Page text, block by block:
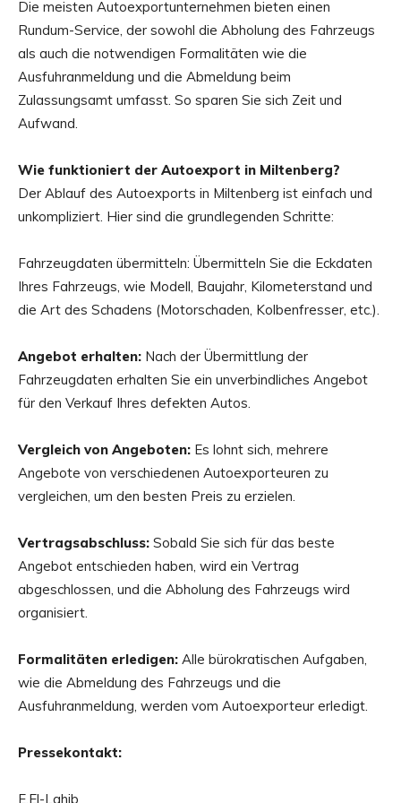
Die meisten Autoexportunternehmen bieten einen
Rundum-Service, der sowohl die Abholung des Fahrzeugs
als auch die notwendigen Formalitäten wie die
Ausfuhranmeldung und die Abmeldung beim
Zulassungsamt umfasst. So sparen Sie sich Zeit und
Aufwand.
Wie funktioniert der Autoexport in Miltenberg?
Der Ablauf des Autoexports in Miltenberg ist einfach und
unkompliziert. Hier sind die grundlegenden Schritte:
Fahrzeugdaten übermitteln: Übermitteln Sie die Eckdaten
Ihres Fahrzeugs, wie Modell, Baujahr, Kilometerstand und
die Art des Schadens (Motorschaden, Kolbenfresser, etc.).
Angebot erhalten: Nach der Übermittlung der
Fahrzeugdaten erhalten Sie ein unverbindliches Angebot
für den Verkauf Ihres defekten Autos.
Vergleich von Angeboten: Es lohnt sich, mehrere
Angebote von verschiedenen Autoexporteuren zu
vergleichen, um den besten Preis zu erzielen.
Vertragsabschluss: Sobald Sie sich für das beste
Angebot entschieden haben, wird ein Vertrag
abgeschlossen, und die Abholung des Fahrzeugs wird
organisiert.
Formalitäten erledigen: Alle bürokratischen Aufgaben,
wie die Abmeldung des Fahrzeugs und die
Ausfuhranmeldung, werden vom Autoexporteur erledigt.
Pressekontakt:
E.El-Lahib